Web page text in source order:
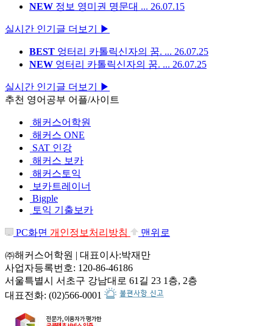
NEW 정보 영미권 명문대 ... 26.07.15
실시간 인기글 더보기 ▶
BEST 엉터리 카톨릭신자의 꿈. ... 26.07.25
NEW 엉터리 카톨릭신자의 꿈. ... 26.07.25
실시간 인기글 더보기 ▶
추천 영어공부 어플/사이트
해커스어학원
해커스 ONE
SAT 인강
해커스 보카
해커스토익
보카트레이너
Bigple
토익 기출보카
PC화면 개인정보처리방침 맨위로
㈜해커스어학원 | 대표이사:박재만
사업자등록번호: 120-86-46186
서울특별시 서초구 강남대로 61길 23 1층, 2층
대표전화: (02)566-0001